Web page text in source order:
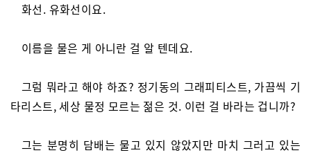
화선. 유화선이요.
이름을 물은 게 아니란 걸 알 텐데요.
그럼 뭐라고 해야 하죠? 정기동의 그래피티스트, 가끔씩 기
타리스트, 세상 물정 모르는 젊은 것. 이런 걸 바라는 겁니까?
그는 분명히 담배는 물고 있지 않았지만 마치 그러고 있는